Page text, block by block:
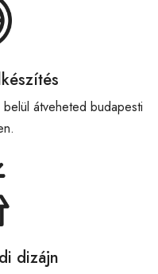
átveheted budapesti
dizájn